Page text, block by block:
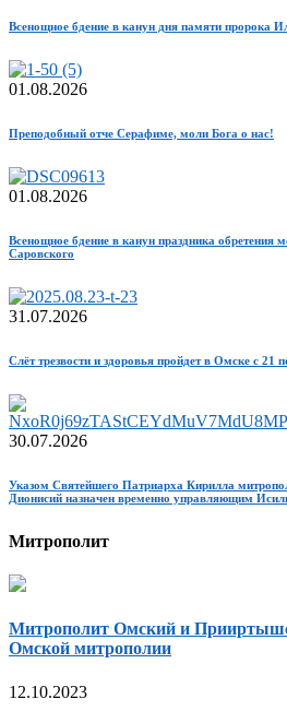
Всенощное бдение в канун дня памяти пророка
01.08.2026
Преподобный отче Серафиме, моли Бога о нас!
01.08.2026
Всенощное бдение в канун праздника обретения
Саровского
31.07.2026
Слёт трезвости и здоровья пройдет в Омске с 21
30.07.2026
Указом Святейшего Патриарха Кирилла
Дионисий назначен временно управляющим
Митрополит
Митрополит Омский и
Омской митрополии
12.10.2023